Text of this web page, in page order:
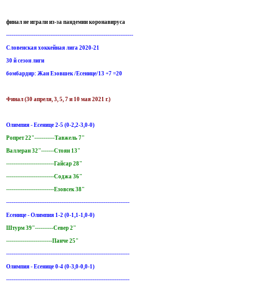
финал не играли из-за пандемии коронавируса
---------------------------------------------------------------------
Словенская хоккейная лига 2020-21
30 й сезон лиги
бомбардир: Жан Езовшек /Есенице/13 +7 =20
Финал (30 апреля, 3, 5, 7 и 10 мая 2021 г.)
Олимпия - Есенице 2-5 (0-2,2-3,0-0)
Ропрет 22"-----------Тавжель 7"
Валлеран 32"-------Стоян 13"
--------------------------Гайсар 28"
--------------------------Соджа 36"
--------------------------Езовсек 38"
-------------------------------------------------------------------
Есенице - Олимпия 1-2 (0-1,1-1,0-0)
Штурм 39"----------Север 2"
-------------------------Панче 25"
-------------------------------------------------------------------
Олимпия - Есенице 0-4 (0-3,0-0,0-1)
-------------------------------------------------------------------